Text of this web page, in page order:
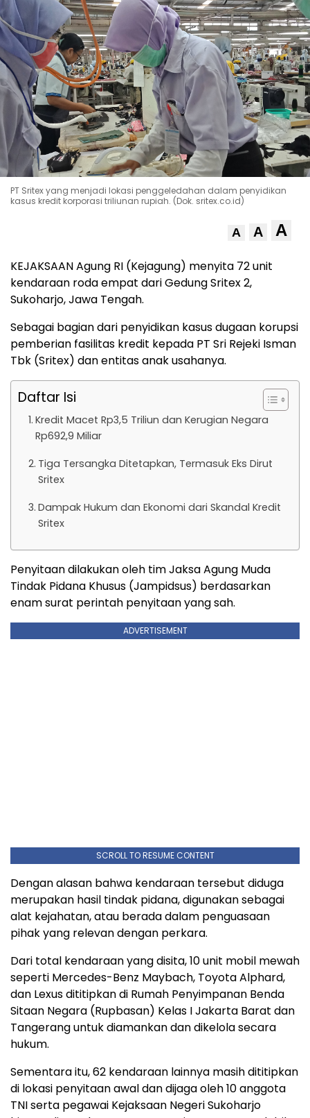
PT Sritex yang menjadi lokasi penggeledahan dalam penyidikan
kasus kredit korporasi triliunan rupiah. (Dok. sritex.co.id)
A A A
KEJAKSAAN Agung RI (Kejagung) menyita 72 unit
kendaraan roda empat dari Gedung Sritex 2,
Sukoharjo, Jawa Tengah.
Sebagai bagian dari penyidikan kasus dugaan korupsi
pemberian fasilitas kredit kepada PT Sri Rejeki Isman
Tbk (Sritex) dan entitas anak usahanya.
Daftar Isi
Kredit Macet Rp3,5 Triliun dan Kerugian Negara
Rp692,9 Miliar
Tiga Tersangka Ditetapkan, Termasuk Eks Dirut
Sritex
Dampak Hukum dan Ekonomi dari Skandal Kredit
Sritex
Penyitaan dilakukan oleh tim Jaksa Agung Muda
Tindak Pidana Khusus (Jampidsus) berdasarkan
enam surat perintah penyitaan yang sah.
ADVERTISEMENT
SCROLL TO RESUME CONTENT
Dengan alasan bahwa kendaraan tersebut diduga
merupakan hasil tindak pidana, digunakan sebagai
alat kejahatan, atau berada dalam penguasaan
pihak yang relevan dengan perkara.
Dari total kendaraan yang disita, 10 unit mobil mewah
seperti Mercedes-Benz Maybach, Toyota Alphard,
dan Lexus dititipkan di Rumah Penyimpanan Benda
Sitaan Negara (Rupbasan) Kelas I Jakarta Barat dan
Tangerang untuk diamankan dan dikelola secara
hukum.
Sementara itu, 62 kendaraan lainnya masih dititipkan
di lokasi penyitaan awal dan dijaga oleh 10 anggota
TNI serta pegawai Kejaksaan Negeri Sukoharjo